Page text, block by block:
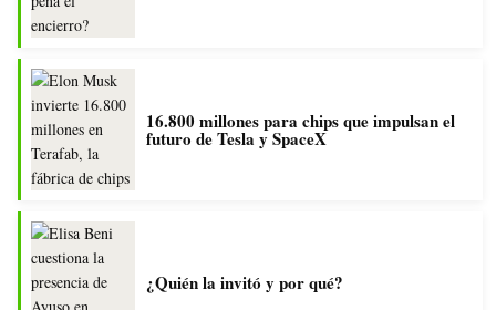
16.800 millones para chips que impulsan el
futuro de Tesla y SpaceX
¿Quién la invitó y por qué?